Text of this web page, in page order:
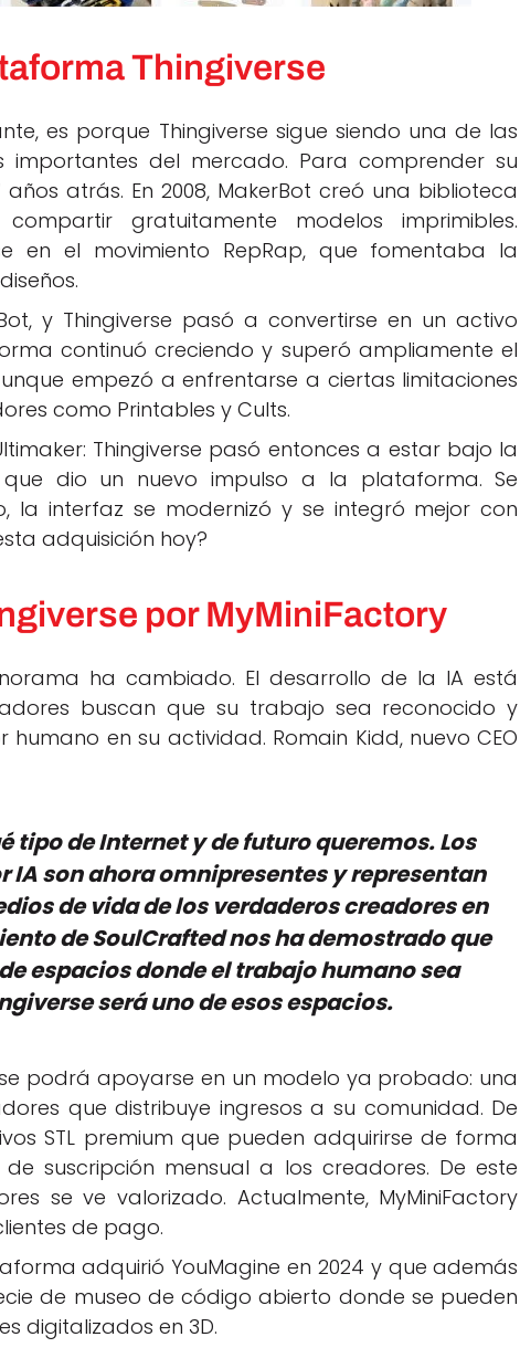
Thingiverse
es porque Thingiverse sigue siendo una de las
del mercado. Para comprender su
atrás. En 2008, MakerBot creó una biblioteca
gratuitamente modelos imprimibles.
en el movimiento RepRap, que fomentaba la
y Thingiverse pasó a convertirse en un activo
continuó creciendo y superó ampliamente el
empezó a enfrentarse a ciertas limitaciones
como Printables y Cults.
Thingiverse pasó entonces a estar bajo la
que dio un nuevo impulso a la plataforma. Se
la interfaz se modernizó y se integró mejor con
adquisición hoy?
por MyMiniFactory
ha cambiado. El desarrollo de la IA está
buscan que su trabajo sea reconocido y
en su actividad. Romain Kidd, nuevo CEO
tipo de Internet y de futuro queremos. Los
IA son ahora omnipresentes y representan
de vida de los verdaderos creadores en
de SoulCrafted nos ha demostrado que
espacios donde el trabajo humano sea
será uno de esos espacios.
podrá apoyarse en un modelo ya probado: una
que distribuye ingresos a su comunidad. De
STL premium que pueden adquirirse de forma
suscripción mensual a los creadores. De este
se ve valorizado. Actualmente, MyMiniFactory
de pago.
adquirió YouMagine en 2024 y que además
de museo de código abierto donde se pueden
digitalizados en 3D.